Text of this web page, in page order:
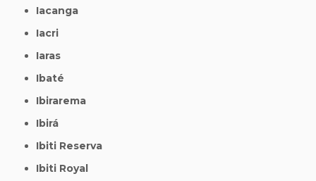
Iacanga
Iacri
Iaras
Ibaté
Ibirarema
Ibirá
Ibiti Reserva
Ibiti Royal